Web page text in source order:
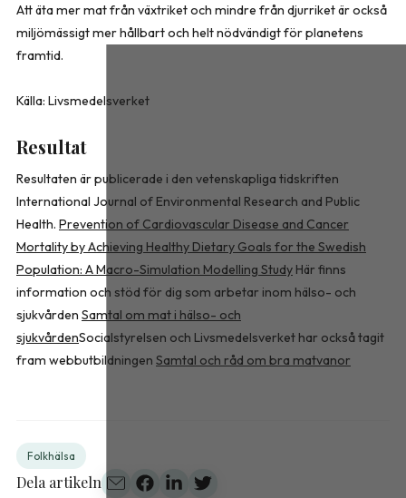
Att äta mer mat från växtriket och mindre från djurriket är också
miljömässigt mer hållbart och helt nödvändigt för planetens
framtid.
Källa: Livsmedelsverket
Resultat
Resultaten är publicerade i den vetenskapliga tidskriften
International Journal of Environmental Research and Public
Health. Prevention of Cardiovascular Disease and Cancer
Mortality by Achieving Healthy Dietary Goals for the Swedish
Population: A Macro-Simulation Modelling Study Här finns
information och stöd för dig som arbetar inom hälso- och
sjukvården Samtal om mat i hälso- och
sjukvårdenSocialstyrelsen och Livsmedelsverket har också tagit
fram webbutbildningen Samtal och råd om bra matvanor
Folkhälsa
Dela artikeln